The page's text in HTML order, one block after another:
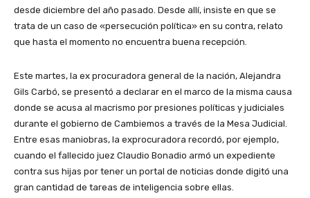
desde diciembre del año pasado. Desde allí, insiste en que se
trata de un caso de «persecución política» en su contra, relato
que hasta el momento no encuentra buena recepción.
Este martes, la ex procuradora general de la nación, Alejandra
Gils Carbó, se presentó a declarar en el marco de la misma causa
donde se acusa al macrismo por presiones políticas y judiciales
durante el gobierno de Cambiemos a través de la Mesa Judicial.
Entre esas maniobras, la exprocuradora recordó, por ejemplo,
cuando el fallecido juez Claudio Bonadio armó un expediente
contra sus hijas por tener un portal de noticias donde digitó una
gran cantidad de tareas de inteligencia sobre ellas.